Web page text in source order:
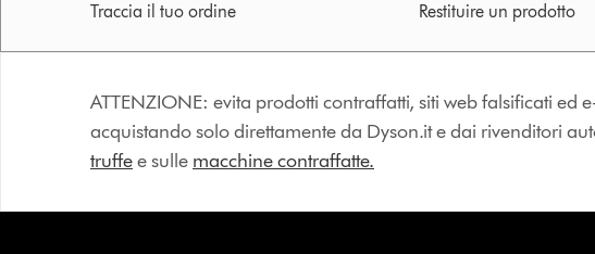
Traccia il tuo ordine Restituire un prodotto
ATTENZIONE: evita prodotti contraffatti, siti web falsificati ed
acquistando solo direttamente da Dyson.it e dai rivenditori
truffee sulle macchine contraffatte.